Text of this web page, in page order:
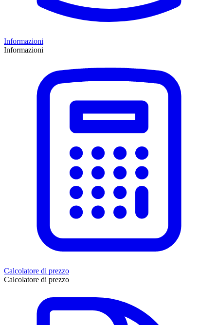
Informazioni
Informazioni
Calcolatore di prezzo
Calcolatore di prezzo